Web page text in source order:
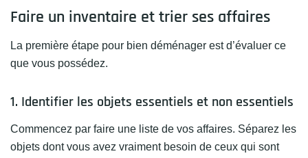
Faire un inventaire et trier ses affaires
La première étape pour bien déménager est d’évaluer ce
que vous possédez.
1. Identifier les objets essentiels et non essentiels
Commencez par faire une liste de vos affaires. Séparez les
objets dont vous avez vraiment besoin de ceux qui sont